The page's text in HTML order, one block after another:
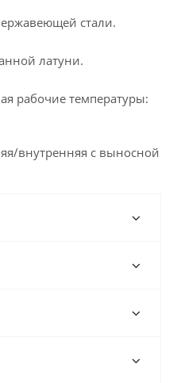
стали.
латуни.
рабочие температуры:
внутренняя с выносной